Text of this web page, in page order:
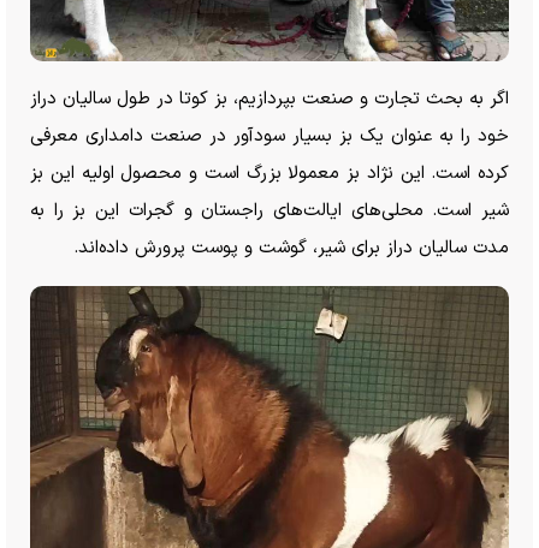
اگر به بحث تجارت و صنعت بپردازیم، بز کوتا در طول سالیان دراز
خود را به عنوان یک بز بسیار سودآور در صنعت دامداری معرفی
کرده است. این نژاد بز معمولا بزرگ است و محصول اولیه این بز
شیر است. محلی‌های ایالت‌های راجستان و گجرات این بز را به
مدت سالیان دراز برای شیر، گوشت و پوست پرورش داده‌اند.